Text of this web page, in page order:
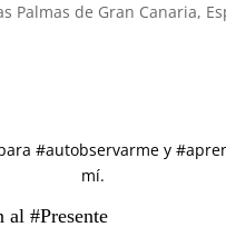
Palmas de Gran Canaria,
#autobservarme y
mí.
#Presente